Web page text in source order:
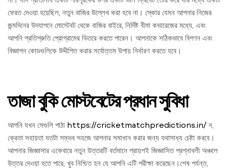
ফেরত দেওয়া হয়েছিল, নতুন বাজির উল্লেখ করা হবে না। স্কোর যেমন আপনার নিজের
জন্মদিনের উদযাপনে মোস্টেবট থেকে বাজির বাইরে, নির্দিষ্ট বীমা কভারেজের মধ্যে, এবং
আপনি প্রতিশ্রুতি প্রোগ্রামের ভিতরে করতে পারেন। আপনাকে সঠিকভাবে বিপণন এবং
বিজ্ঞাপন কোডগুলিকে উদ্দীপিত করার সর্বোত্তম উপায় নির্ধারণ করতে হবে।
তাজা বুকি মোস্টবেটের প্রধান সুবিধা
আপনি যখন সেগুলি পাঠা https://cricketmatchpredictions.in/ ন,
ক্রেতা সহায়তা যতটা সম্ভব সহজে আপনার সমাধান করার জন্য যথাসাধ্য চেষ্টা করবে।
আপনার জিজ্ঞাসার একেবারে নতুন উত্তরটি বর্তমানে প্রায়শই জিজ্ঞাসিত প্রশ্নাবলী অঞ্চলে
উত্তর দেওয়া হতে পারে, খুব নিশ্চিত হন যে আপনি এটি পরীক্ষা করেছেন।শেষ পর্যন্ত,